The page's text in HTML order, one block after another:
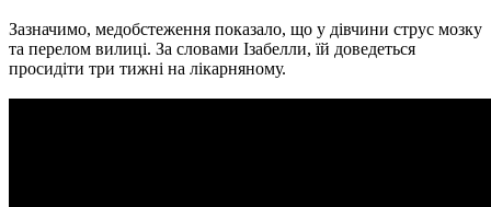
Зазначимо, медобстеження показало, що у дівчини струс мозку
та перелом вилиці. За словами Ізабелли, їй доведеться
просидіти три тижні на лікарняному.